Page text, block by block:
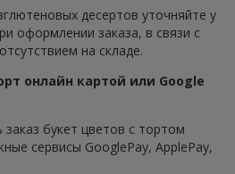
десертов уточняйте у
оформлении заказа, в связи с
на складе.
онлайн картой или Google
букет цветов с тортом
сервисы GooglePay, ApplePay,